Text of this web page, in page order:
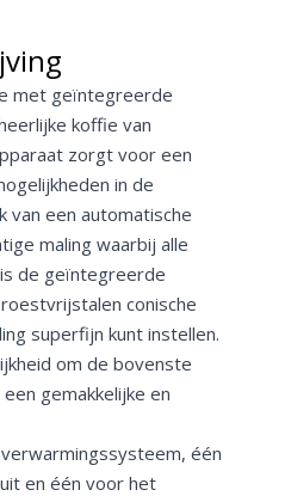
met geïntegreerde
koffie van
zorgt voor een
in de
van een automatische
maling waarbij alle
de geïntegreerde
conische
superfijn kunt instellen.
om de bovenste
gemakkelijke en
één
en één voor het